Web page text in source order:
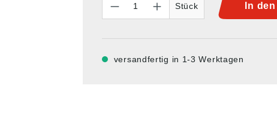
Stück
In den
versandfertig in 1-3 Werktagen